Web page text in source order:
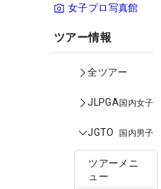
女子プロ写真館
ツアー情報
全ツアー
JLPGA国内女子
JGTO 国内男子
ツアーメニ
ュー